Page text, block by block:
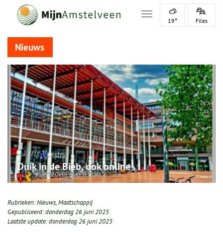
Toggle navigation
19° Files
Nieuws
Duik in de Bieb, ook online
Rubrieken:Nieuws,Maatschappij
Gepubliceerd:donderdag 26 juni 2025
Laatste update:donderdag 26 juni 2025